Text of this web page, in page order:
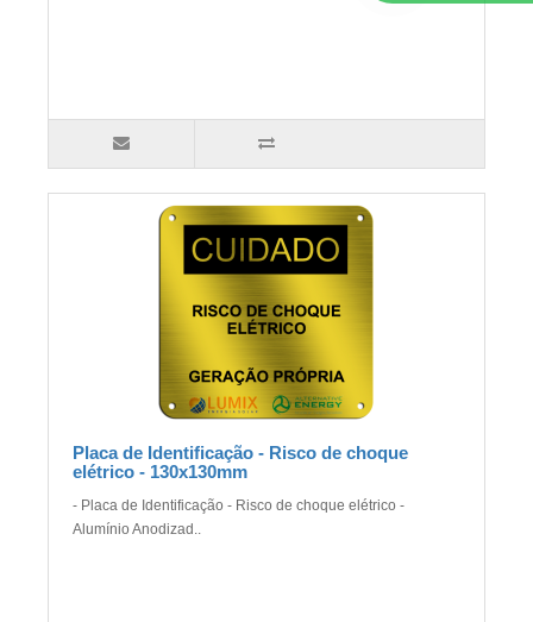
Placa de Identificação - Risco de choque
elétrico - 130x130mm
- Placa de Identificação - Risco de choque elétrico -
Alumínio Anodizad..